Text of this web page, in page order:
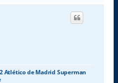
r
2 Atlético de Madrid Superman